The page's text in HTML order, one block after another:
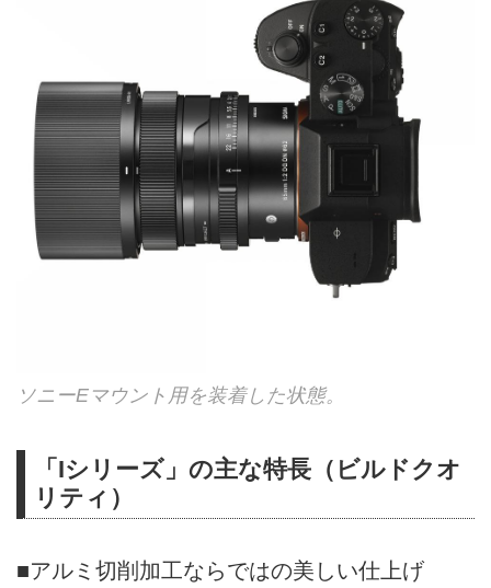
ソニーEマウント用を装着した状態。
「Iシリーズ」の主な特長（ビルドクオ
リティ）
■アルミ切削加工ならではの美しい仕上げ